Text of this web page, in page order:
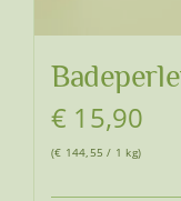
€ 15,90
(€ 144,55 / 1 kg)